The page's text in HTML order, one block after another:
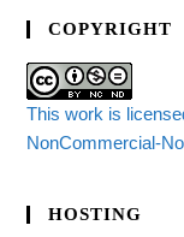
COPYRIGHT
This work is
NonCommercial-
HOSTING